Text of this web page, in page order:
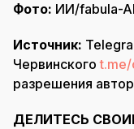
Фото: ИИ/fabula-
Источник:
Червинского
разрешения
ДЕЛИТЕСЬ